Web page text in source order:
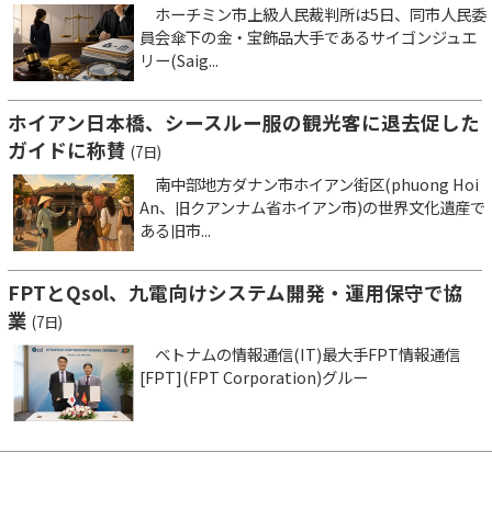
ホーチミン市上級人民裁判所は5日、同市人民委
員会傘下の金・宝飾品大手であるサイゴンジュエ
リー(Saig...
ホイアン日本橋、シースルー服の観光客に退去促した
ガイドに称賛 (7日)
南中部地方ダナン市ホイアン街区(phuong Hoi
An、旧クアンナム省ホイアン市)の世界文化遺産で
ある旧市...
FPTとQsol、九電向けシステム開発・運用保守で協
業 (7日)
ベトナムの情報通信(IT)最大手FPT情報通信
[FPT](FPT Corporation)グルー